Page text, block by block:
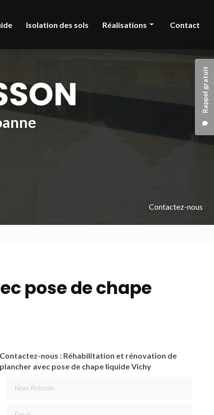
Rappel gratuit
Isolation des sols Réalisations Contact
Contactez-nous
pose de chape
Contactez-nous : Réhabilitation et rénovation de
plancher avec pose de chape liquide Vichy